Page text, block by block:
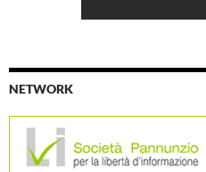
NETWORK